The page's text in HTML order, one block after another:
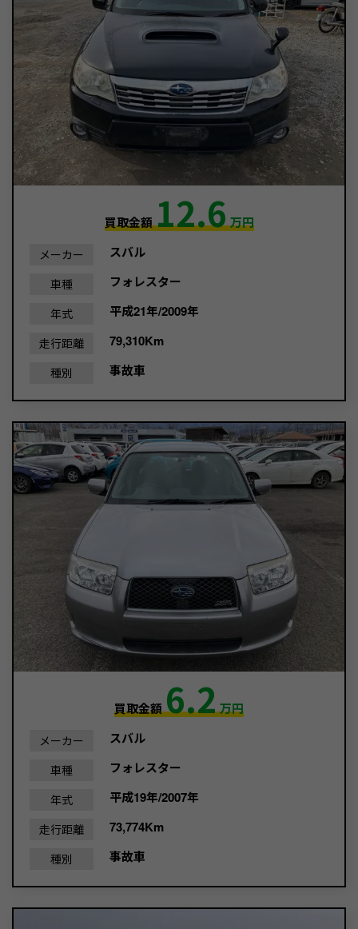
買取金額12.6万円
メーカー スバル
車種 フォレスター
年式 平成21年/2009年
走行距離 79,310Km
種別 事故車
買取金額6.2万円
メーカー スバル
車種 フォレスター
年式 平成19年/2007年
走行距離 73,774Km
種別 事故車